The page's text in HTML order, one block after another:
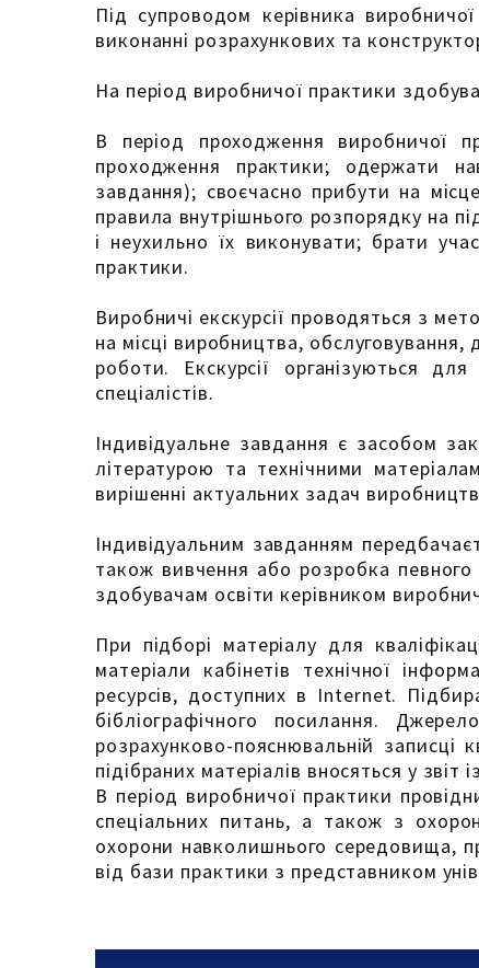
Під супроводом керівника
виконанні розрахункових та
На період виробничої практики
В період проходження виробничої
проходження практики; одержати
завдання); своєчасно прибути на
правила внутрішнього розпорядку на
і неухильно їх виконувати; брати
практики.
Виробничі екскурсії проводяться з
на місці виробництва,
роботи. Екскурсії організуються
спеціалістів.
Індивідуальне завдання є засобом
літературою та технічними
вирішенні актуальних задач
Індивідуальним завданням
також вивчення або розробка певного
здобувачам освіти керівником
При підборі матеріалу для
матеріали кабінетів технічної
ресурсів, доступних в Internet.
бібліографічного посилання.
розрахунково-пояснювальній записці
підібраних матеріалів вносяться у
В період виробничої практики
спеціальних питань, а також з
охорони навколишнього середовища,
від бази практики з представником